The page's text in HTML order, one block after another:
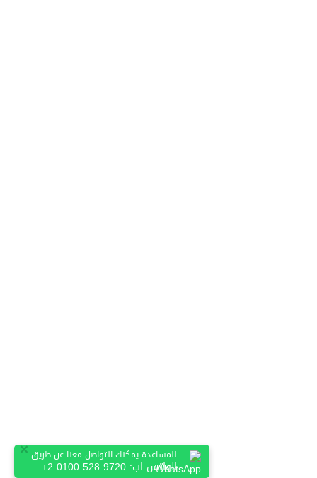
×للمساعدة يمكنك التواصل معنا عن طريق
الواتس اب: +2 0100 528 9720